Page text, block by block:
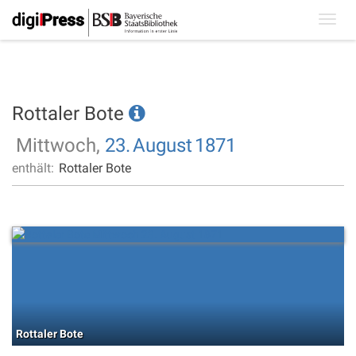
Rottaler Bote
Mittwoch, 23.August 1871
enthält: Rottaler Bote
Rottaler Bote